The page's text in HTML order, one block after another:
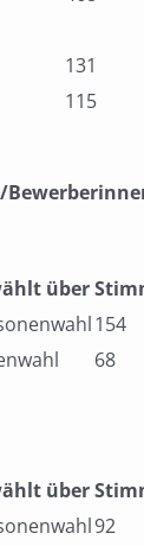
131
115
über
154
68
über
92